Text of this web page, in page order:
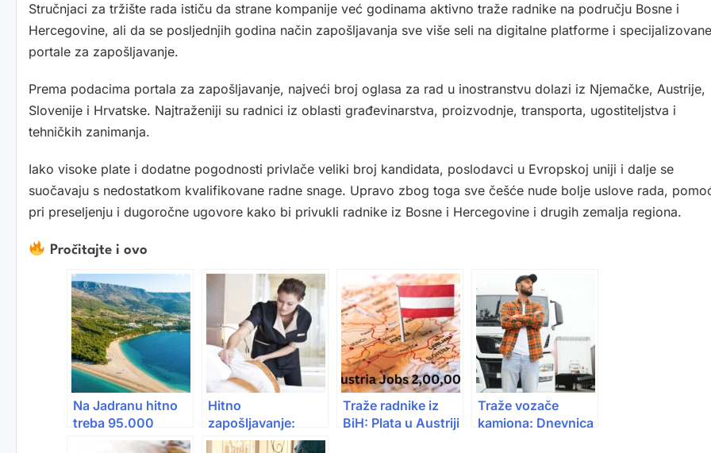
Stručnjaci za tržište rada ističu da strane kompanije već godinama aktivno traže radnike na području Bosne i
Hercegovine, ali da se posljednjih godina način zapošljavanja sve više seli na digitalne platforme i specijalizovane
portale za zapošljavanje.
Prema podacima portala za zapošljavanje, najveći broj oglasa za rad u inostranstvu dolazi iz Njemačke, Austrije,
Slovenije i Hrvatske. Najtraženiji su radnici iz oblasti građevinarstva, proizvodnje, transporta, ugostiteljstva i
tehničkih zanimanja.
Iako visoke plate i dodatne pogodnosti privlače veliki broj kandidata, poslodavci u Evropskoj uniji i dalje se
suočavaju s nedostatkom kvalifikovane radne snage. Upravo zbog toga sve češće nude bolje uslove rada,
pri preseljenju i dugoročne ugovore kako bi privukli radnike iz Bosne i Hercegovine i drugih zemalja regiona.
Pročitajte i ovo
Na Jadranu hitno
treba 95.000
radnika: Plate do
Hitno
zapošljavanje:
Austrija nudi posao
Traže radnike iz
BiH: Plata u Austriji
Traže vozače
kamiona: Dnevnica